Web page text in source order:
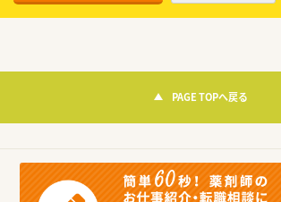
PAGE TOPへ戻る